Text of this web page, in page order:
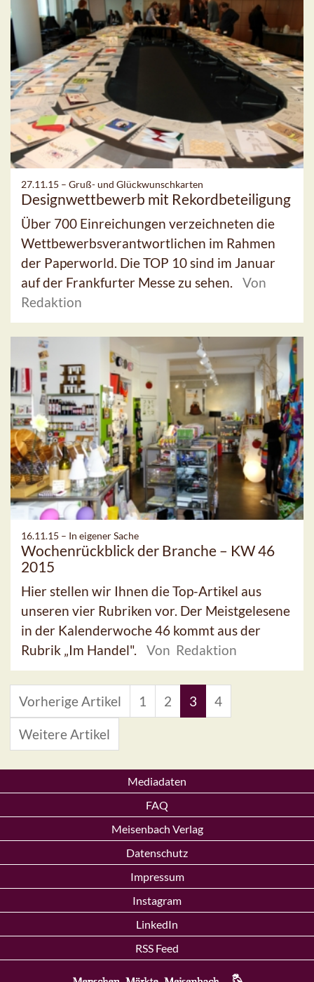
27.11.15 – Gruß- und Glückwunschkarten
Designwettbewerb mit Rekordbeteiligung
Über 700 Einreichungen verzeichneten die
Wettbewerbsverantwortlichen im Rahmen
der Paperworld. Die TOP 10 sind im Januar
auf der Frankfurter Messe zu sehen.
Von
Redaktion
16.11.15 – In eigener Sache
Wochenrückblick der Branche – KW 46
2015
Hier stellen wir Ihnen die Top-Artikel aus
unseren vier Rubriken vor. Der Meistgelesene
in der Kalenderwoche 46 kommt aus der
Rubrik „Im Handel".
Von Redaktion
Vorherige Artikel 1 2 3 4
Weitere Artikel
Mediadaten
FAQ
Meisenbach Verlag
Datenschutz
Impressum
Instagram
LinkedIn
RSS Feed